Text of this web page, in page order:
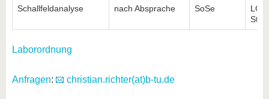
Schallfeldanalyse nach Absprache SoSe
Laborordnung
Anfragen: christian.richter(at)b-tu.de